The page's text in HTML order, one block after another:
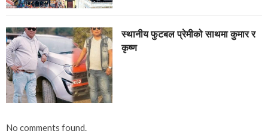
स्थानीय फुटबल प्रेमीको साथमा कुमार र
कृष्ण
No comments found.